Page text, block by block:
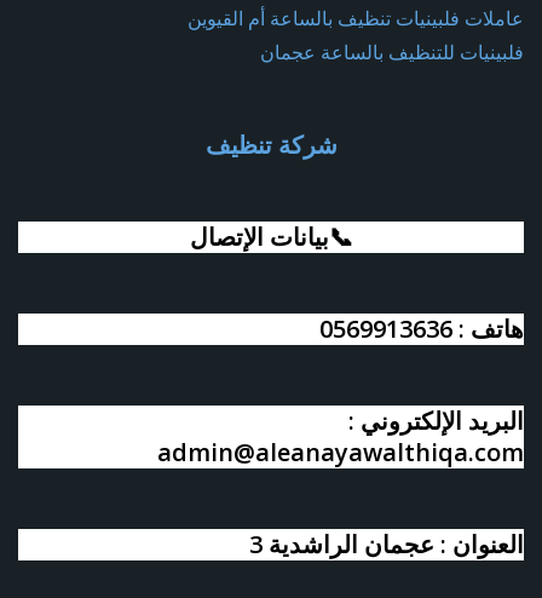
عاملات فلبينيات تنظيف بالساعة أم القيوين
فلبينيات للتنظيف بالساعة عجمان
شركة تنظيف
📞بيانات الإتصال
هاتف : 0569913636
البريد الإلكتروني :
admin@aleanayawalthiqa.com
العنوان : عجمان الراشدية 3